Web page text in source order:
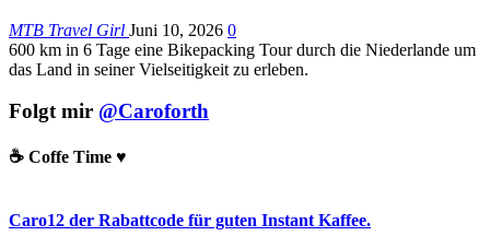
MTB Travel Girl Juni 10, 2026 0
600 km in 6 Tage eine Bikepacking Tour durch die Niederlande um
das Land in seiner Vielseitigkeit zu erleben.
Folgt mir @Caroforth
☕️ Coffe Time ♥️
Caro12 der Rabattcode für guten Instant Kaffee.